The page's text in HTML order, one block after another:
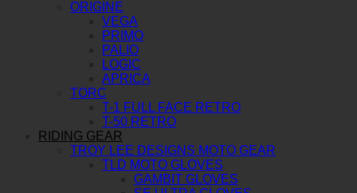
ORIGINE
VEGA
PRIMO
PALIO
LOGIC
APRICA
TORC
T-1 FULL FACE RETRO
T-50 RETRO
RIDING GEAR
TROY LEE DESIGNS MOTO GEAR
TLD MOTO GLOVES
GAMBIT GLOVES